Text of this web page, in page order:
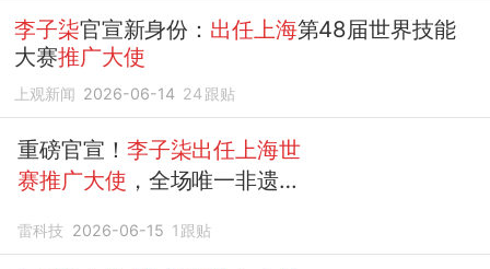
李子柒官宣新身份： 出任上海第48届世界技能
大赛推广大使
上观新闻 2026-06-14 24 跟贴
重磅官宣！ 李子柒出任上海世
赛推广大使 ，全场唯一非遗文
雷科技 2026-06-15 1 跟贴